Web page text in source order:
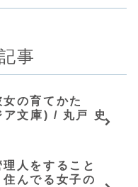
事
女の育てかた
ア文庫) / 丸戸 史
理人をすること
んでる女子の